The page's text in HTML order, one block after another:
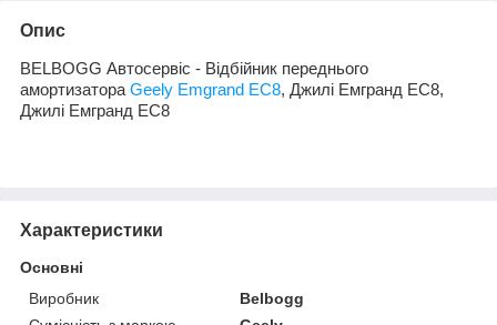
Опис
BELBOGG Автосервіс - Відбійник переднього
амортизатора Geely Emgrand EC8, Джилі Емгранд ЕС8,
Джилі Емгранд ЕС8
Характеристики
Основні
Виробник
Belbogg